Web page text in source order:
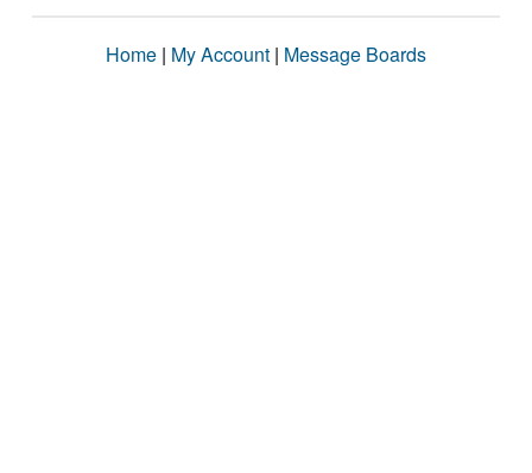
Home | My Account | Message Boards